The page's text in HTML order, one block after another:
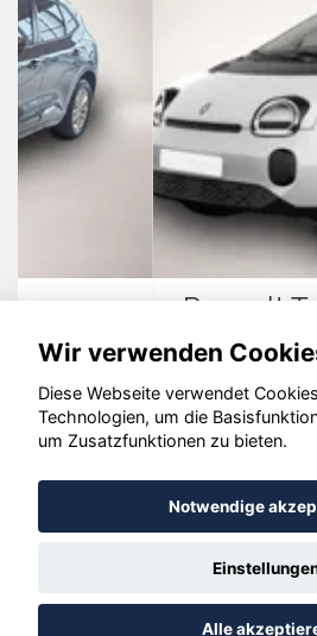
Renault Twingo
© konjunkturmotor.de
Wir verwenden
Diese Webseite verwendet
Technologien, um die
um Zusatzfunktionen zu bieten.
Notwendige
Alle